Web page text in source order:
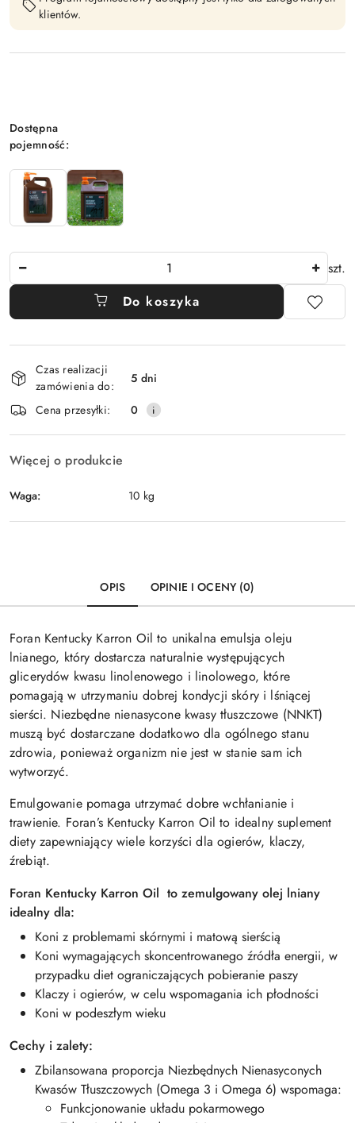
klientów.
Wariant
Dostępna
pojemność:
szt.
Do koszyka
i
dostawa
Czas realizacji
zamówienia do:
5 dni
Cena przesyłki:
0
Więcej o produkcie
Waga: 10 kg
OPIS OPINIE I OCENY (0)
Foran Kentucky Karron Oil to unikalna emulsja oleju
lnianego, który dostarcza naturalnie występujących
glicerydów kwasu linolenowego i linolowego, które
pomagają w utrzymaniu dobrej kondycji skóry i lśniącej
sierści. Niezbędne nienasycone kwasy tłuszczowe (NNKT)
muszą być dostarczane dodatkowo dla ogólnego stanu
zdrowia, ponieważ organizm nie jest w stanie sam ich
wytworzyć.
Emulgowanie pomaga utrzymać dobre wchłanianie i
trawienie. Foran’s Kentucky Karron Oil to idealny suplement
diety zapewniający wiele korzyści dla ogierów, klaczy,
źrebiąt.
Foran Kentucky Karron Oil to zemulgowany olej lniany
idealny dla:
Koni z problemami skórnymi i matową sierścią
Koni wymagających skoncentrowanego źródła energii, w
przypadku diet ograniczających pobieranie paszy
Klaczy i ogierów, w celu wspomagania ich płodności
Koni w podeszłym wieku
Cechy i zalety:
Zbilansowana proporcja Niezbędnych Nienasyconych
Kwasów Tłuszczowych (Omega 3 i Omega 6) wspomaga:
Funkcjonowanie układu pokarmowego